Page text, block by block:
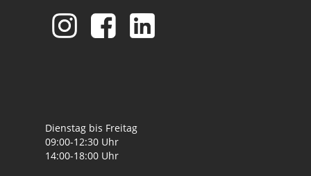
Dienstag bis Freitag
09:00-12:30 Uhr
14:00-18:00 Uhr